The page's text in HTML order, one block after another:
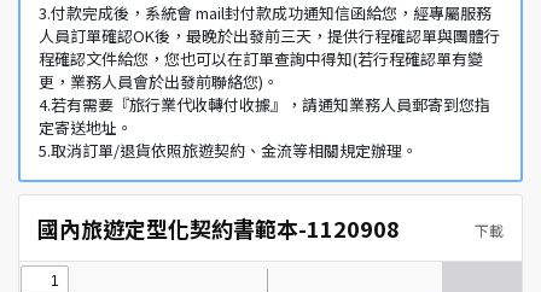
3.付款完成後，系統會 mail封付款成功通知信函給您，經專屬服務
人員訂單確認OK後，最晚於出發前三天，提供行程確認單與團體行
程確認文件給您，您也可以在訂單查詢中得知(若行程確認單有變
更，業務人員會於出發前聯絡您)。
4.若有需要『旅行業代收轉付收據』，請通知業務人員郵寄到您指
定寄送地址。
5.取消訂單/退貨依照旅遊契約、金流等相關規定辦理。
國內旅遊定型化契約書範本-1120908 下載